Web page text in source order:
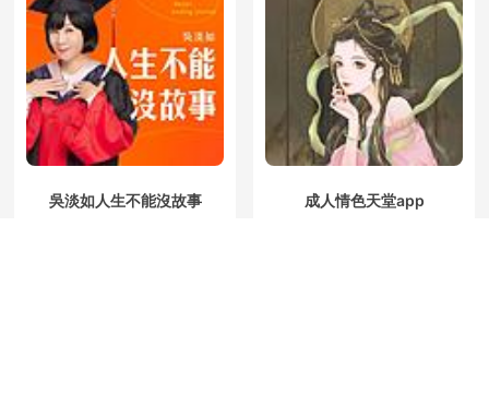
吳淡如人生不能沒故事 成人情色天堂app